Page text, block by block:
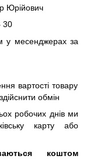
Юрійович
30
у месенджерах за
вартості товару
обмін
робочих днів ми
карту або
коштом